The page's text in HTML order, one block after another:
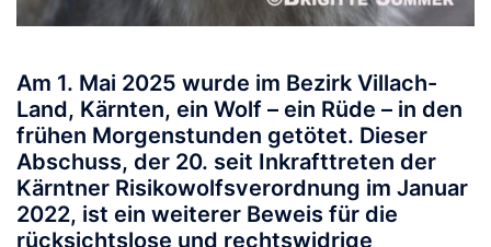
Am 1. Mai 2025 wurde im Bezirk Villach-
Land, Kärnten, ein Wolf – ein Rüde – in den
frühen Morgenstunden getötet. Dieser
Abschuss, der 20. seit Inkrafttreten der
Kärntner Risikowolfsverordnung im Januar
2022, ist ein weiterer Beweis für die
rücksichtslose und rechtswidrige